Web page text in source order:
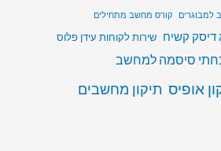
למבוגרים
קורס מחשב מתחילים
דיסק קשיח שירות לקוחות עידן פלוס
סיסמה למחשב
אופיס תיקון מחשבים